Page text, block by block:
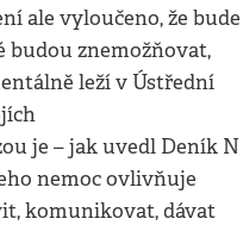
ale vyloučeno, že bude
budou znemožňovat,
leží v Ústřední
je – jak uvedl Deník N
nemoc ovlivňuje
komunikovat, dávat